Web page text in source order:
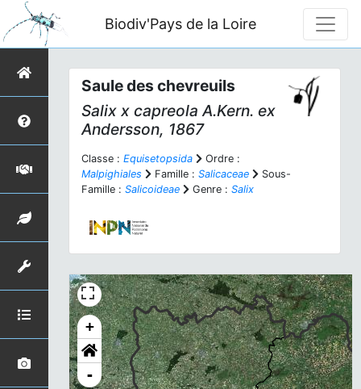
Biodiv'Pays de la Loire
Saule des chevreuils
Salix x capreola A.Kern. ex
Andersson, 1867
Classe : Equisetopsida
Ordre :
Malpighiales
Famille : Salicaceae
Sous-
Famille : Salicoideae Genre : Salix
+
-